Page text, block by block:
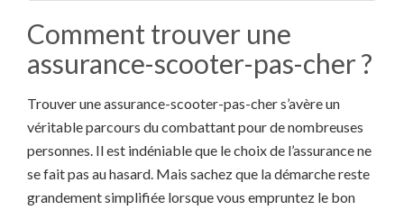
Comment trouver une
assurance-scooter-pas-cher ?
Trouver une assurance-scooter-pas-cher s’avère un
véritable parcours du combattant pour de nombreuses
personnes. Il est indéniable que le choix de l’assurance ne
se fait pas au hasard. Mais sachez que la démarche reste
grandement simplifiée lorsque vous empruntez le bon